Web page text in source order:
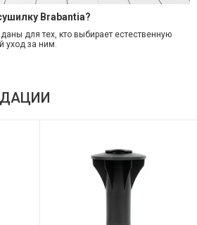
Brabantia?
для тех, кто выбирает естественную
уход за ним.